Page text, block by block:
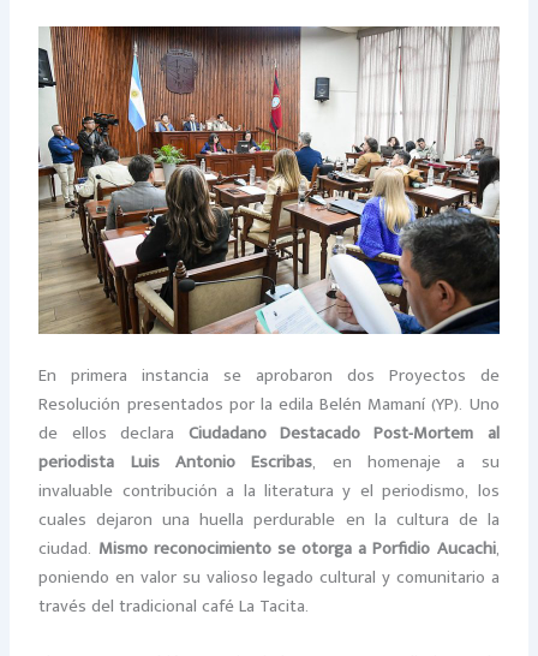
En primera instancia se aprobaron dos Proyectos de
Resolución presentados por la edila Belén Mamaní (YP). Uno
de ellos declara Ciudadano Destacado Post-Mortem al
periodista Luis Antonio Escribas, en homenaje a su
invaluable contribución a la literatura y el periodismo, los
cuales dejaron una huella perdurable en la cultura de la
ciudad. Mismo reconocimiento se otorga a Porfidio Aucachi,
poniendo en valor su valioso legado cultural y comunitario a
través del tradicional café La Tacita.